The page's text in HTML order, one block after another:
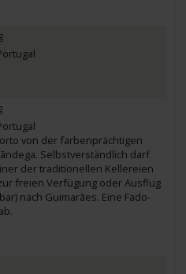
von der farbenprächtigen
Selbstverständlich darf
der traditionellen Kellereien
freien Verfügung oder Ausflug
nach Guimarães. Eine Fado-